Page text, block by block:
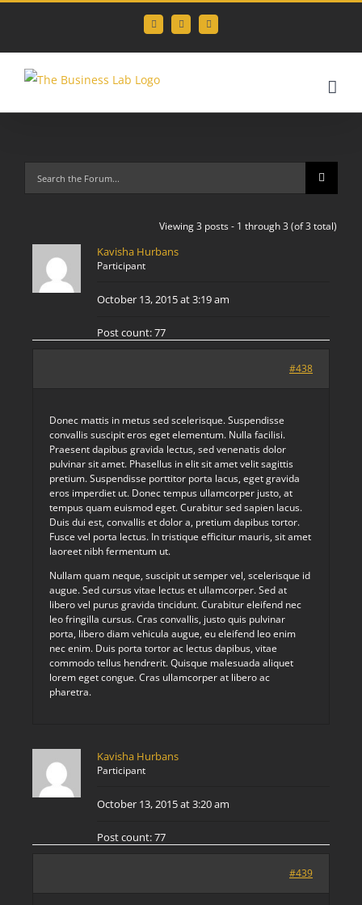
content
FacebookInstagramLinkedIn
Viewing 3 posts - 1 through 3 (of 3 total)
Kavisha Hurbans
Participant
October 13, 2015 at 3:19 am
Post count: 77
#438
Donec mattis in metus sed scelerisque. Suspendisse
convallis suscipit eros eget elementum. Nulla facilisi.
Praesent dapibus gravida lectus, sed venenatis dolor
pulvinar sit amet. Phasellus in elit sit amet velit sagittis
pretium. Suspendisse porttitor porta lacus, eget gravida
eros imperdiet ut. Donec tempus ullamcorper justo, at
tempus quam euismod eget. Curabitur sed sapien lacus.
Duis dui est, convallis et dolor a, pretium dapibus tortor.
Fusce vel porta lectus. In tristique efficitur mauris, sit amet
laoreet nibh fermentum ut.
Nullam quam neque, suscipit ut semper vel, scelerisque id
augue. Sed cursus vitae lectus et ullamcorper. Sed at
libero vel purus gravida tincidunt. Curabitur eleifend nec
leo fringilla cursus. Cras convallis, justo quis pulvinar
porta, libero diam vehicula augue, eu eleifend leo enim
nec enim. Duis porta tortor ac lectus dapibus, vitae
commodo tellus hendrerit. Quisque malesuada aliquet
lorem eget congue. Cras ullamcorper at libero ac
pharetra.
Kavisha Hurbans
Participant
October 13, 2015 at 3:20 am
Post count: 77
#439